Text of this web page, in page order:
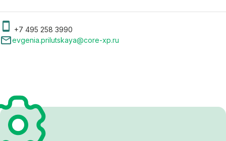
+7 495 258 3990
evgenia.prilutskaya@core-xp.ru